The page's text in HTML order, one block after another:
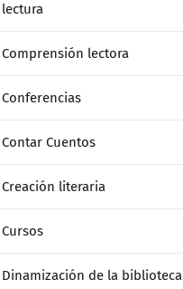
lectura
Comprensión lectora
Conferencias
Contar Cuentos
Creación literaria
Cursos
Dinamización de la